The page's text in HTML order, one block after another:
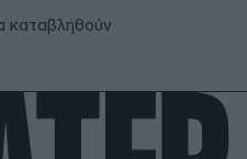
καταβληθούν